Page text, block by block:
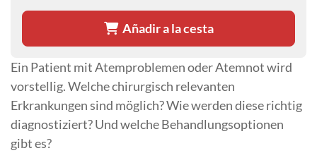
Ein Patient mit Atemproblemen oder Atemnot wird
vorstellig. Welche chirurgisch relevanten
Erkrankungen sind möglich? Wie werden diese richtig
diagnostiziert? Und welche Behandlungsoptionen
gibt es?
Añadir a la cesta